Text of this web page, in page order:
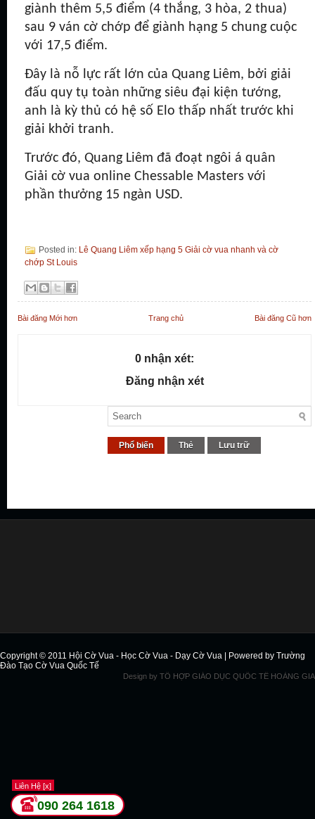
giành thêm 5,5 điểm (4 thắng, 3 hòa, 2 thua)
sau 9 ván cờ chớp để giành hạng 5 chung cuộc
với 17,5 điểm.
Đây là nỗ lực rất lớn của Quang Liêm, bởi giải
đấu quy tụ toàn những siêu đại kiện tướng,
anh là kỳ thủ có hệ số Elo thấp nhất trước khi
giải khởi tranh.
Trước đó, Quang Liêm đã đoạt ngôi á quân
Giải cờ vua online Chessable Masters với
phần thưởng 15 ngàn USD.
Posted in: Lê Quang Liêm xếp hạng 5 Giải cờ vua nhanh và cờ
chớp St Louis
Bài đăng Mới hơn Bài đăng Cũ hơn
Trang chủ
0 nhận xét:
Đăng nhận xét
Phổ biến Thẻ Lưu trữ
Copyright © 2011 Hội Cờ Vua - Học Cờ Vua - Dạy Cờ Vua | Powered by Trường
Đào Tạo Cờ Vua Quốc Tế
Design by TỔ HỢP GIÁO DỤC QUỐC TẾ HOÀNG GIA
Liên Hệ [x]
090 264 1618